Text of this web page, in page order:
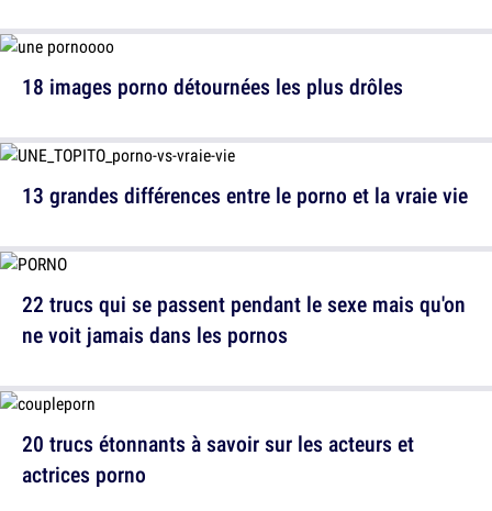
13 grandes différences entre le porno et la vraie vie
18 images porno détournées les plus drôles
22 trucs qui se passent pendant le sexe mais qu'on
ne voit jamais dans les pornos
20 trucs étonnants à savoir sur les acteurs et
actrices porno